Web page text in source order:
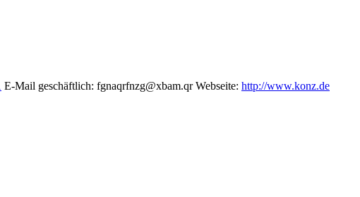
E-Mail geschäftlich: fgnaqrfnzg@xbam.qr Webseite: http://www.konz.de